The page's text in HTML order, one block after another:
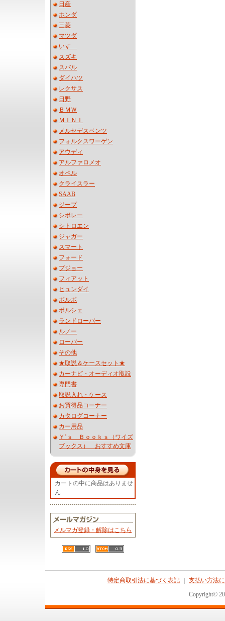
日産
ホンダ
三菱
マツダ
いすゞ
スズキ
スバル
ダイハツ
レクサス
日野
ＢＭＷ
ＭＩＮＩ
メルセデスベンツ
フォルクスワーゲン
アウディ
アルファロメオ
オペル
クライスラー
SAAB
ジープ
シボレー
シトロエン
ジャガー
スマート
フォード
プジョー
フィアット
ヒュンダイ
ボルボ
ポルシェ
ランドローバー
ルノー
ローバー
その他
★取説＆ケースセット★
カーナビ・オーディオ取説
専門書
取説入れ・ケース
お買得品コーナー
カタログコーナー
カー用品
Ｙ’ｓ Ｂｏｏｋｓ（ワイズ
ブックス） おすすめ文庫
カートの中に商品はありませ
ん
メルマガ登録・解除はこちら
特定商取引法に基づく表記
支払い方法
Copyright©